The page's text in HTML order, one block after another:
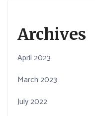
Archives
April 2023
March 2023
July 2022